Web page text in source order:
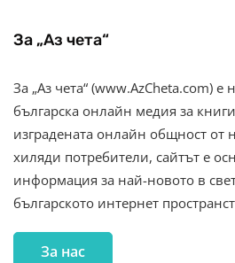
За „Аз чета“
За „Аз чета“ (www.AzCheta.com) е
българска онлайн медия за
изградената онлайн общност от
хиляди потребители, сайтът е
информация за най-новото в
българското интернет
За нас